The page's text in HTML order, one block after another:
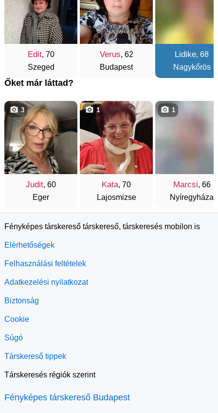
Edit, 70
Szeged
Verus, 62
Budapest
Lidike, 68
Nagykőrös
Őket már láttad?
Judit, 60
Eger
3
Kata, 70
Lajosmizse
1
Marcsi, 66
Nyíregyháza
1
Fényképes társkereső társkereső, társkeresés mobilon is
Elérhetőségek
Felhasználási feltételek
Adatkezelési nyilatkozat
Biztonság
Cookie
Súgó
Társkereső tippek
Társkeresés régiók szerint
Fényképes társkereső Budapest